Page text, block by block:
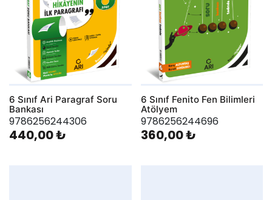
6 Sınıf Ari Paragraf Soru
Bankası
9786256244306
440,00 ₺
6 Sınıf Fenito Fen Bilimleri
Atölyem
9786256244696
360,00 ₺